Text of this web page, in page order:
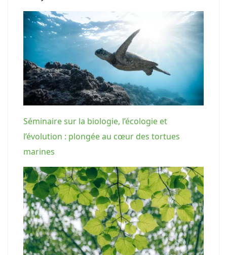
Séminaire sur la biologie, l’écologie et
l’évolution : plongée au cœur des tortues
marines